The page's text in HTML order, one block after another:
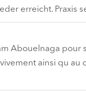
erreicht. Praxis
Abouelnaga pour
ainsi qu